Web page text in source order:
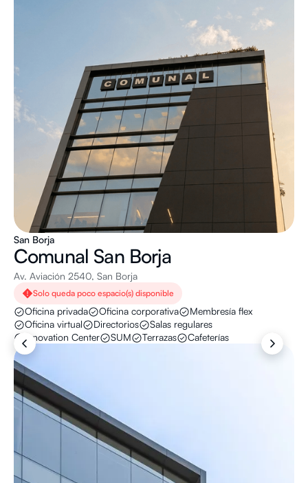
San Borja
Comunal San Borja
Av. Aviación 2540, San Borja
Solo queda poco espacio(s) disponible
Oficina privada Oficina corporativa
Membresía flex
Oficina virtual
Directorios
Salas regulares
Innovation Center
SUM Terrazas Cafeterías